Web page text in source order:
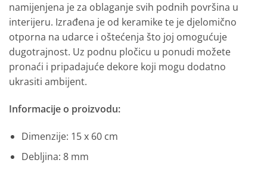
namijenjena je za oblaganje svih podnih površina u
interijeru. Izrađena je od keramike te je djelomično
otporna na udarce i oštećenja što joj omogućuje
dugotrajnost. Uz podnu pločicu u ponudi možete
pronaći i pripadajuće dekore koji mogu dodatno
ukrasiti ambijent.
Informacije o proizvodu:
Dimenzije: 15 x 60 cm
Debljina: 8 mm